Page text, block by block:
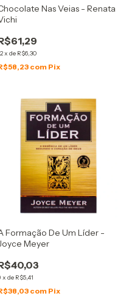
Nas Veias - Renata
x de R$6,30
com Pix
Formação De Um Líder -
Meyer
x de R$5,41
com Pix